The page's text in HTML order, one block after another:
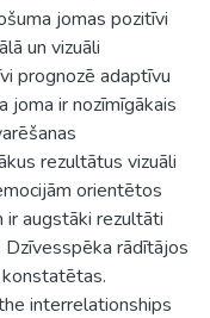
jomas pozitīvi
un vizuāli
prognozē adaptīvu
joma ir nozīmīgākais
rezultātus vizuāli
orientētos
ir augstāki rezultāti
Dzīvesspēka rādītājos
interrelationships